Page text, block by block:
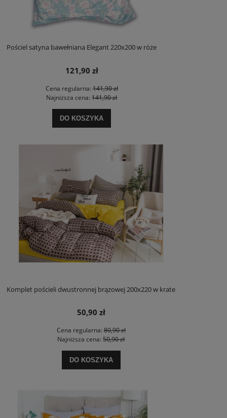
Pościel satyna bawełniana Elegant 220x200 w róże
121,90 zł
Cena regularna:141,90 zł
Najniższa cena: 141,90 zł
DO KOSZYKA
Komplet pościeli dwustronnej brązowej 200x220 w krate
50,90 zł
Cena regularna:80,90 zł
Najniższa cena: 50,90 zł
DO KOSZYKA